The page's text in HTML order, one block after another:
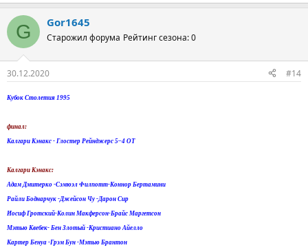
G Gor1645
Старожил форума Рейтинг сезона: 0
30.12.2020 #14
Кубок Столетия 1995
финал:
Калгари Кэнакс - Глостер Рейнджерс 5–4 ОТ
Калгари Кэнакс:
Адам Дмитерко -Сэмюэл Филпотт-Коннор Бертамини
Райли Боднарчук -Джейсон Чу -Дарон Сир
Иосиф Гротский-Колин Макферсон-Брайс Маргетсон
Мэтью Квебек- Бен Злотый -Кристиано Айелло
Картер Бенуа -Грэм Бун -Мэтью Брантон